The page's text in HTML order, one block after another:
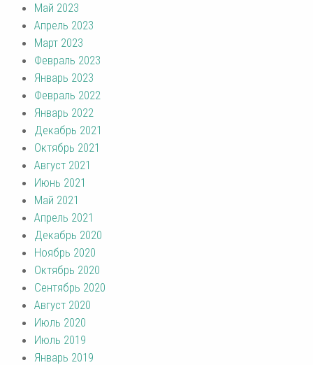
Май 2023
Апрель 2023
Март 2023
Февраль 2023
Январь 2023
Февраль 2022
Январь 2022
Декабрь 2021
Октябрь 2021
Август 2021
Июнь 2021
Май 2021
Апрель 2021
Декабрь 2020
Ноябрь 2020
Октябрь 2020
Сентябрь 2020
Август 2020
Июль 2020
Июль 2019
Январь 2019